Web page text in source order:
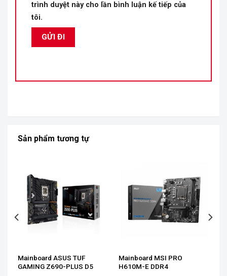
trình duyệt này cho lần bình luận kế tiếp của
tôi.
Sản phẩm tương tự
Mainboard ASUS TUF
GAMING Z690-PLUS D5
Mainboard MSI PRO
H610M-E DDR4